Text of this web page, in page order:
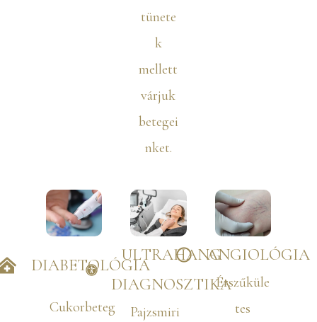
tünete
k
mellett
várjuk
betegei
nket.
DIABETOLÓGIA
Cukorbeteg
ULTRAHANG
DIAGNOSZTIKA
Pajzsmiri
ANGIOLÓGIA
Érszűküle
tes